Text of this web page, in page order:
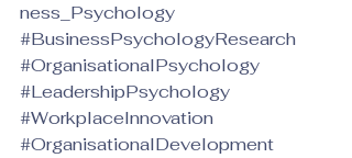
ness_Psychology
#BusinessPsychologyResearch
#OrganisationalPsychology
#LeadershipPsychology
#WorkplaceInnovation
#OrganisationalDevelopment